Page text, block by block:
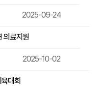
2025-09-24
의료지원
2025-10-02
대회